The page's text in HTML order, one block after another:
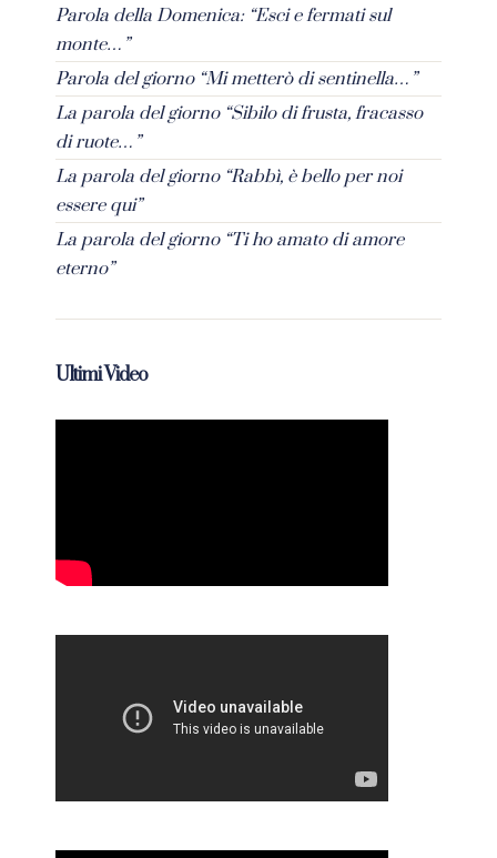
Parola della Domenica: “Esci e fermati sul
monte…”
Parola del giorno “Mi metterò di sentinella…”
La parola del giorno “Sibilo di frusta, fracasso
di ruote…”
La parola del giorno “Rabbì, è bello per noi
essere qui”
La parola del giorno “Ti ho amato di amore
eterno”
Ultimi Video